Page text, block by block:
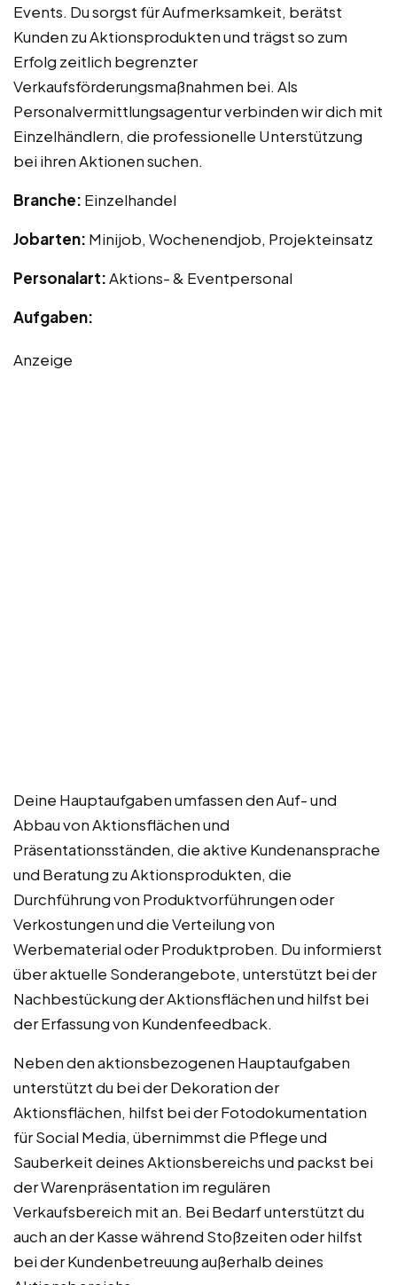
Events. Du sorgst für Aufmerksamkeit, berätst
Kunden zu Aktionsprodukten und trägst so zum
Erfolg zeitlich begrenzter
Verkaufsförderungsmaßnahmen bei. Als
Personalvermittlungsagentur verbinden wir dich mit
Einzelhändlern, die professionelle Unterstützung
bei ihren Aktionen suchen.
Branche: Einzelhandel
Jobarten: Minijob, Wochenendjob, Projekteinsatz
Personalart:Aktions- & Eventpersonal
Aufgaben:
Anzeige
Deine Hauptaufgaben umfassen den Auf- und
Abbau von Aktionsflächen und
Präsentationsständen, die aktive Kundenansprache
und Beratung zu Aktionsprodukten, die
Durchführung von Produktvorführungen oder
Verkostungen und die Verteilung von
Werbematerial oder Produktproben. Du informierst
über aktuelle Sonderangebote, unterstützt bei der
Nachbestückung der Aktionsflächen und hilfst bei
der Erfassung von Kundenfeedback.
Neben den aktionsbezogenen Hauptaufgaben
unterstützt du bei der Dekoration der
Aktionsflächen, hilfst bei der Fotodokumentation
für Social Media, übernimmst die Pflege und
Sauberkeit deines Aktionsbereichs und packst bei
der Warenpräsentation im regulären
Verkaufsbereich mit an. Bei Bedarf unterstützt du
auch an der Kasse während Stoßzeiten oder hilfst
bei der Kundenbetreuung außerhalb deines